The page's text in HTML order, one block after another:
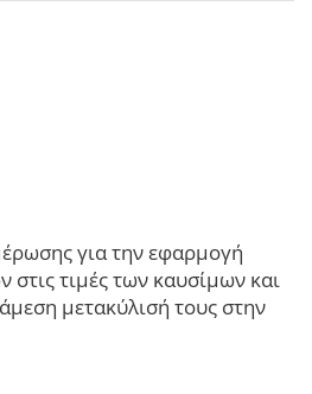
για την εφαρμογή
στις τιμές των καυσίμων και
μετακύλισή τους στην